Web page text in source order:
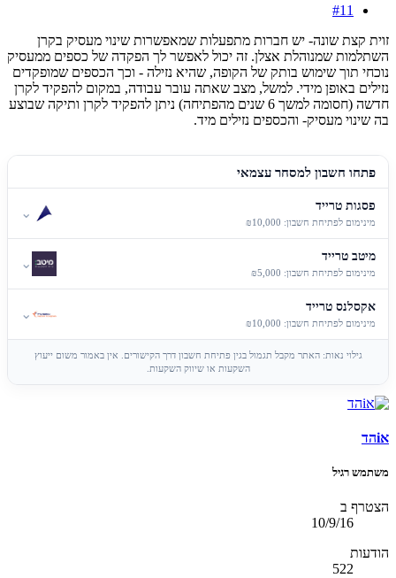
#11
זוית קצת שונה- יש חברות מתפעלות שמאפשרות שינוי מעסיק בקרן
השתלמות שמנוהלת אצלן. זה יכול לאפשר לך הפקדה של כספים ממעסיק
נוכחי תוך שימוש בותק של הקופה, שהיא נזילה - וכך הכספים שמופקדים
נזילים באופן מידי. למשל, מצב שאתה עובר עבודה, במקום להפקיד לקרן
חדשה (חסומה למשך 6 שנים מהפתיחה) ניתן להפקיד לקרן ותיקה שבוצע
בה שינוי מעסיק- והכספים נזילים מיד.
פתחו חשבון למסחר עצמאי
פסגות טרייד
מינימום לפתיחת חשבון: ₪10,000
⌄
מיטב טרייד
מינימום לפתיחת חשבון: ₪5,000
⌄
אקסלנס טרייד
מינימום לפתיחת חשבון: ₪10,000
⌄
גילוי נאות: האתר מקבל תגמול בגין פתיחת חשבון דרך הקישורים. אין באמור משום ייעוץ
השקעות או שיווק השקעות.
אiהד
משתמש רגיל
הצטרף ב
10/9/16
הודעות
522